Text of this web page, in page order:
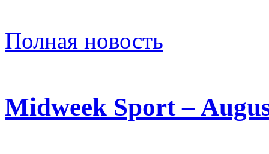
Полная новость
Midweek Sport –